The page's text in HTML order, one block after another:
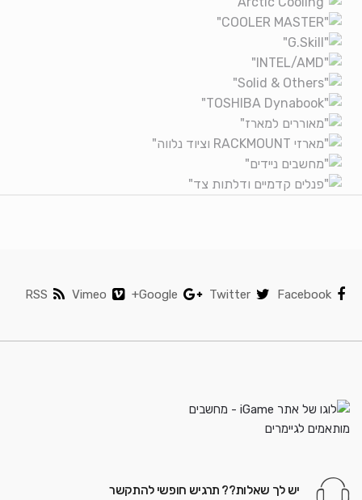
Facebook
Twitter
Google+
Vimeo
RSS
יש לך שאלות?? תרגיש חופשי להתקשר